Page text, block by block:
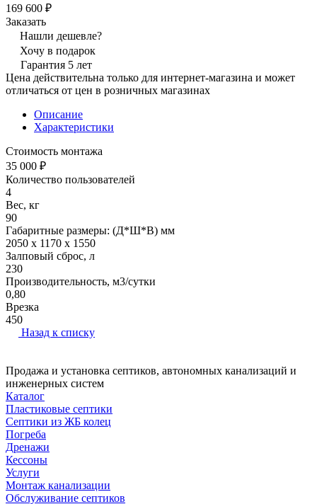
169 600 ₽
Заказать
Нашли дешевле?
Хочу в подарок
Гарантия 5 лет
Цена действительна только для интернет-магазина и может
отличаться от цен в розничных магазинах
Описание
Характеристики
Стоимость монтажа
35 000 ₽
Количество пользователей
4
Вес, кг
90
Габаритные размеры: (Д*Ш*В) мм
2050 x 1170 x 1550
Залповый сброс, л
230
Производительность, м3/сутки
0,80
Врезка
450
Назад к списку
Продажа и установка септиков, автономных канализаций и
инженерных систем
Каталог
Пластиковые септики
Септики из ЖБ колец
Погреба
Дренажи
Кессоны
Услуги
Монтаж канализации
Обслуживание септиков